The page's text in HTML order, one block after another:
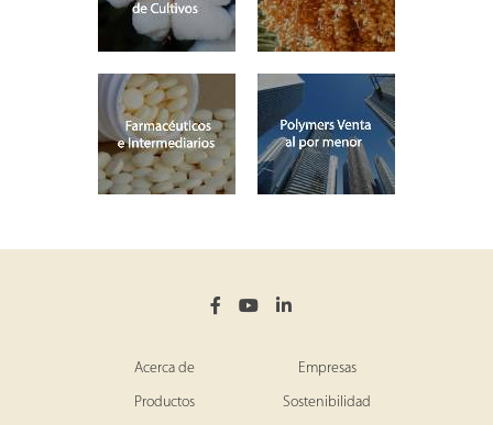
Acerca de Empresas
Productos Sostenibilidad